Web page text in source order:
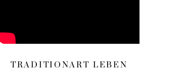
TRADITIONART LEBEN